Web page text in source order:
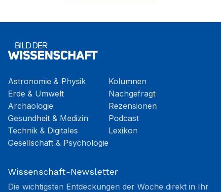
Astronomie & Physik
Erde & Umwelt
Archäologie
Gesundheit & Medizin
Technik & Digitales
Gesellschaft & Psychologie
Kolumnen
Nachgefragt
Rezensionen
Podcast
Lexikon
Wissenschaft-Newsletter
Die wichtigsten Entdeckungen der Woche direkt in Ihr